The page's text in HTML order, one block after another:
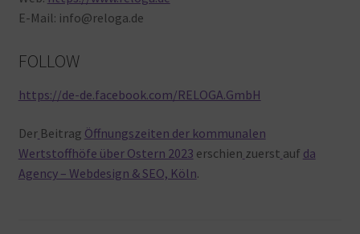
E-Mail: info@reloga.de
FOLLOW
https://de-de.facebook.com/RELOGA.GmbH
Der Beitrag Öffnungszeiten der kommunalen
Wertstoffhöfe über Ostern 2023 erschien zuerst auf da
Agency – Webdesign & SEO, Köln.